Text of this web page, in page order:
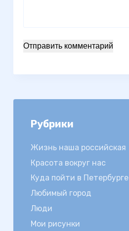
Отправить комментарий
Рубрики
Жизнь наша российская
Красота вокруг нас
Куда пойти в Петербурге
Любимый город
Люди
Мои рисунки